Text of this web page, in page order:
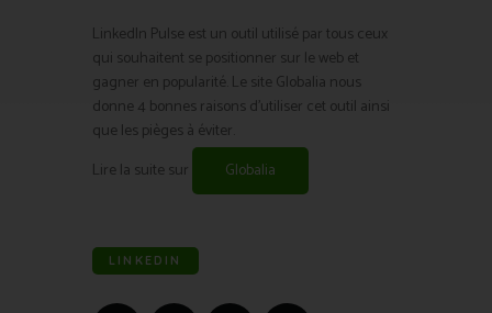
LinkedIn Pulse est un outil utilisé par tous ceux
qui souhaitent se positionner sur le web et
gagner en popularité. Le site Globalia nous
donne 4 bonnes raisons d’utiliser cet outil ainsi
que les pièges à éviter.
Lire la suite sur
Globalia
LINKEDIN